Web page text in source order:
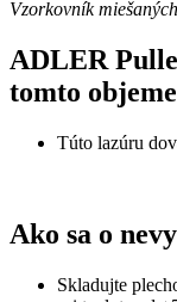
Vzorkovník
ADLER
tomto objeme
Túto lazúru
Ako sa o
Skladujte